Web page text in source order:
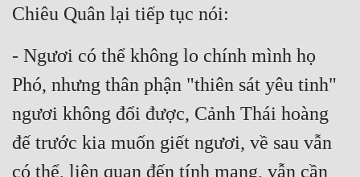
Chiêu Quân lại tiếp tục nói:
- Ngươi có thể không lo chính mình họ
Phó, nhưng thân phận "thiên sát yêu tinh"
ngươi không đổi được, Cảnh Thái hoàng
đế trước kia muốn giết ngươi, về sau vẫn
có thể, liên quan đến tính mạng, vẫn cần